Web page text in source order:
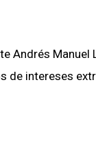
Andrés Manuel
de intereses